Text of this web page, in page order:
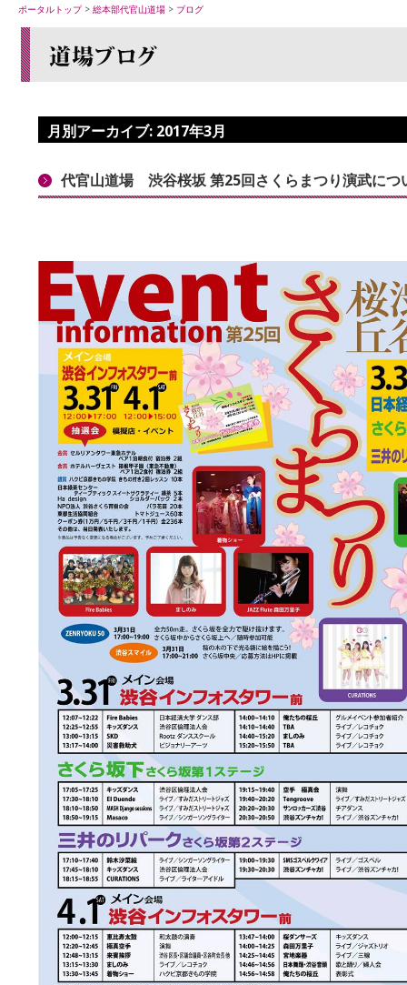
ポータルトップ> 総本部代官山道場 > ブログ
月別アーカイブ: 2017年3月
代官山道場 渋谷桜坂 第25回さくらまつり演武につ